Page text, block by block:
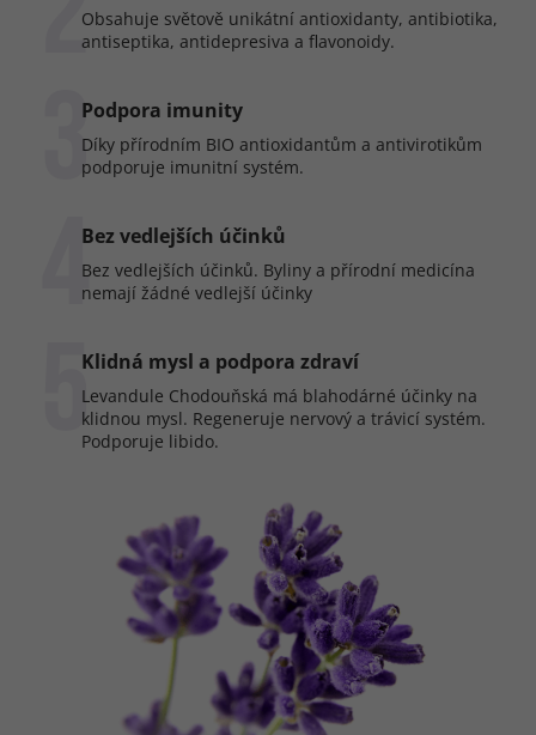
Obsahuje světově unikátní antioxidanty, antibiotika,
antiseptika, antidepresiva a flavonoidy.
3
Podpora imunity
Díky přírodním BIO antioxidantům a antivirotikům
podporuje imunitní systém.
4
Bez vedlejších účinků
Bez vedlejších účinků. Byliny a přírodní medicína
nemají žádné vedlejší účinky
5
Klidná mysl a podpora zdraví
Levandule Chodouňská má blahodárné účinky na
klidnou mysl. Regeneruje nervový a trávicí systém.
Podporuje libido.